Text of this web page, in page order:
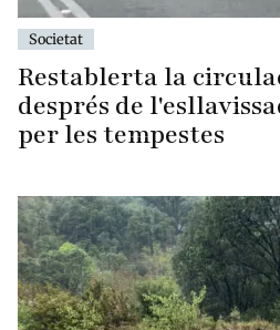
Societat
Restablerta la
després de
per les tempestes